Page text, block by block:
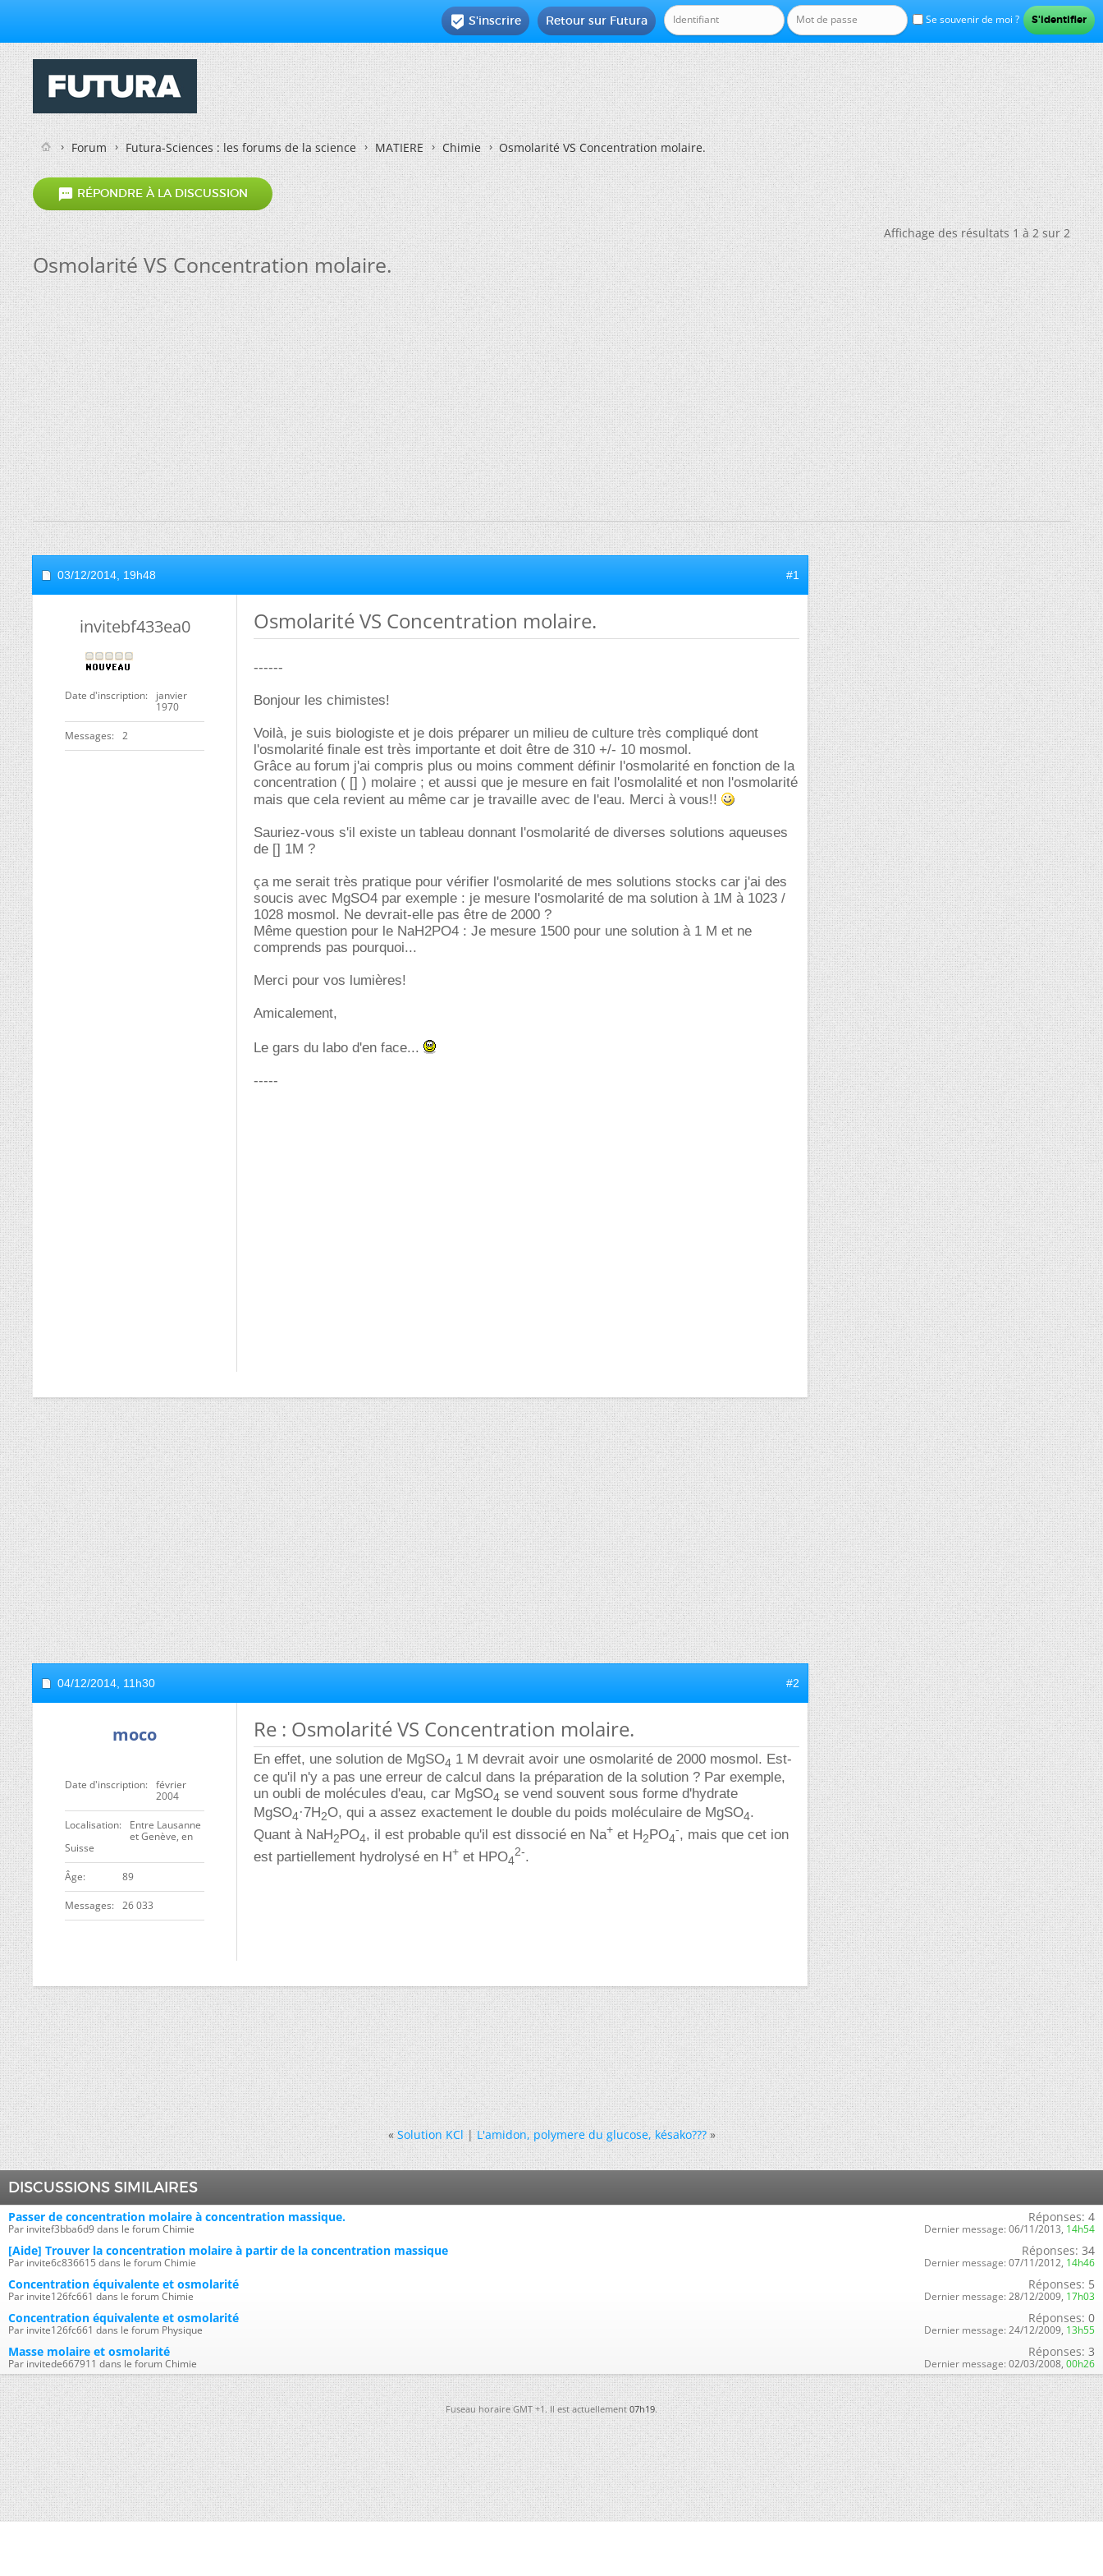
Se souvenir de moi ?
Retour sur Futura
 S'inscrire
Forum Futura-Sciences : les forums de la science MATIERE Chimie Osmolarité VS Concentration molaire.
 RÉPONDRE À LA DISCUSSION
Affichage des résultats 1 à 2 sur 2
Osmolarité VS Concentration molaire.
03/12/2014, 19h48 #1
invitebf433ea0
Date d'inscription
janvier
1970
Messages 2
Osmolarité VS Concentration molaire.
------
Bonjour les chimistes!
Voilà, je suis biologiste et je dois préparer un milieu de culture très compliqué dont
l'osmolarité finale est très importante et doit être de 310 +/- 10 mosmol.
Grâce au forum j'ai compris plus ou moins comment définir l'osmolarité en fonction de la
concentration ( [] ) molaire ; et aussi que je mesure en fait l'osmolalité et non l'osmolarité
mais que cela revient au même car je travaille avec de l'eau. Merci à vous!!
Sauriez-vous s'il existe un tableau donnant l'osmolarité de diverses solutions aqueuses
de [] 1M ?
ça me serait très pratique pour vérifier l'osmolarité de mes solutions stocks car j'ai des
soucis avec MgSO4 par exemple : je mesure l'osmolarité de ma solution à 1M à 1023 /
1028 mosmol. Ne devrait-elle pas être de 2000 ?
Même question pour le NaH2PO4 : Je mesure 1500 pour une solution à 1 M et ne
comprends pas pourquoi...
Merci pour vos lumières!
Amicalement,
Le gars du labo d'en face...
-----
04/12/2014, 11h30 #2
moco
Date d'inscription
février
2004
Localisation
Entre Lausanne
et Genève, en
Suisse
ge 89
Messages 26 033
Re : Osmolarité VS Concentration molaire.
En effet, une solution de MgSO4 1 M devrait avoir une osmolarité de 2000 mosmol. Est-
ce qu'il n'y a pas une erreur de calcul dans la préparation de la solution ? Par exemple,
un oubli de molécules d'eau, car MgSO4 se vend souvent sous forme d'hydrate
MgSO4·7H2O, qui a assez exactement le double du poids moléculaire de MgSO4.
Quant à NaH2PO4, il est probable qu'il est dissocié en Na+ et H2PO4
-, mais que cet ion
est partiellement hydrolysé en H+ et HPO4
2-.
« Solution KCl|L'amidon, polymere du glucose, késako??? »
DISCUSSIONS SIMILAIRES
Passer de concentration molaire à concentration massique.
Par invitef3bba6d9 dans le forum Chimie
Réponses: 4
Dernier message: 06/11/2013, 14h54
[Aide] Trouver la concentration molaire à partir de la concentration massique
Par invite6c836615 dans le forum Chimie
Réponses: 34
Dernier message: 07/11/2012, 14h46
Concentration équivalente et osmolarité
Par invite126fc661 dans le forum Chimie
Réponses: 5
Dernier message: 28/12/2009, 17h03
Concentration équivalente et osmolarité
Par invite126fc661 dans le forum Physique
Réponses: 0
Dernier message: 24/12/2009, 13h55
Masse molaire et osmolarité
Par invitede667911 dans le forum Chimie
Réponses: 3
Dernier message: 02/03/2008, 00h26
Fuseau horaire GMT +1. Il est actuellement07h19.